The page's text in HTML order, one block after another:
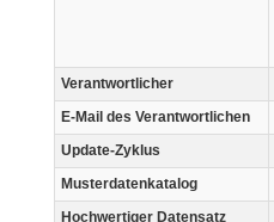
Verantwortlicher
E-Mail des Verantwortlichen
Update-Zyklus
Musterdatenkatalog
Hochwertiger Datensatz